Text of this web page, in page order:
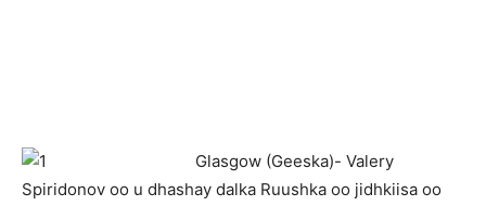
Glasgow (Geeska)- Valery
Spiridonov oo u dhashay dalka Ruushka oo jidhkiisa oo